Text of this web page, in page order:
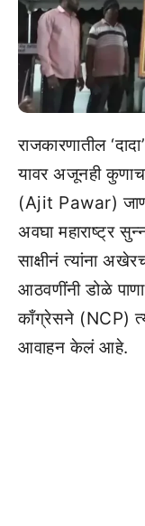
राजकारणातील
यावर अजूनही
(Ajit Pawar)
अवघा महाराष्ट्र
साक्षीनं त्यांना
आठवणींनी डोळे
काँग्रेसने (NCP)
आवाहन केलं आहे.